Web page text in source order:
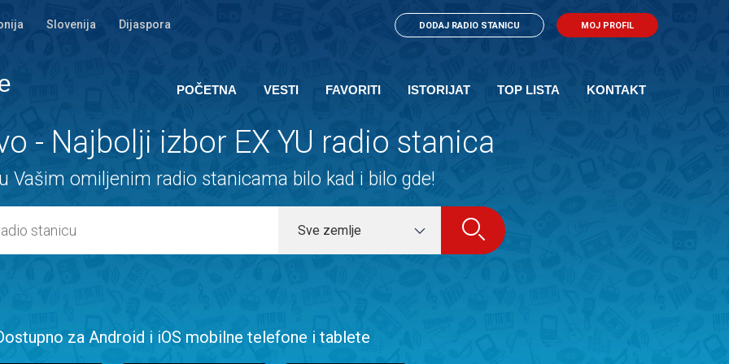
Slovenija Dijaspora DODAJ RADIO STANICU MOJ PROFIL
POČETNA VESTI FAVORITI ISTORIJAT TOP LISTA KONTAKT
- Najbolji izbor EX YU radio stanica
Vašim omiljenim radio stanicama bilo kad i bilo gde!
za Android i iOS mobilne telefone i tablete